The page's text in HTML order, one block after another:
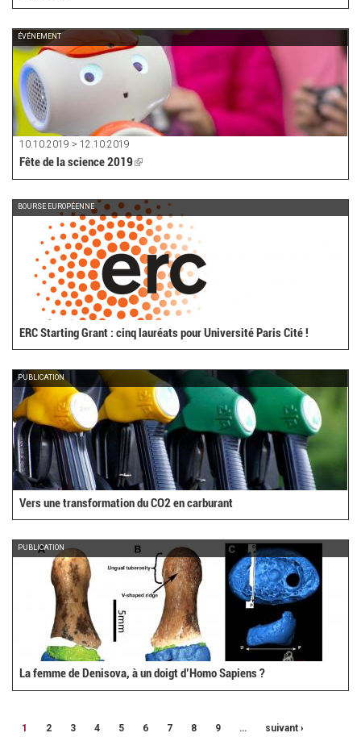
ÉVÉNEMENT
10.10.2019 > 12.10.2019
Fête de la science 2019(link
BOURSE EUROPÉENNE
ERC Starting Grant : cinq lauréats pour Université Paris Cité !
PUBLICATION
Vers une transformation du CO2 en carburant
PUBLICATION
La femme de Denisova, à un doigt d’Homo Sapiens ?
1 2 3 4 5 6 7 8 9 … suivant ›